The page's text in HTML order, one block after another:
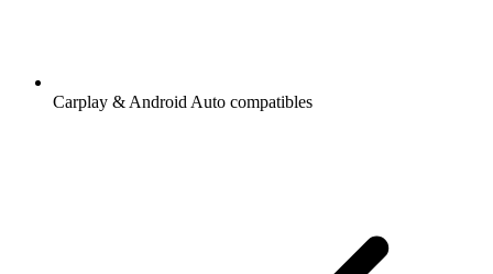
Carplay & Android Auto compatibles